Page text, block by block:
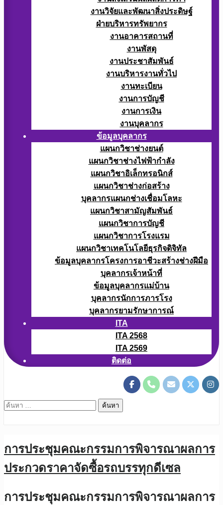
งานวิจัยและพัฒนาสิ่งประดิษฐ์
ฝ่ายบริหารทรัพยากร
งานอาคารสถานที่
งานพัสดุ
งานประชาสัมพันธ์
งานบริหารงานทั่วไป
งานทะเบียน
งานการบัญชี
งานการเงิน
งานบุคลากร
ข้อมูลบุคลากร
แผนกวิชาช่างยนต์
แผนกวิชาช่างไฟฟ้ากำลัง
แผนกวิชาอิเล็กทรอนิกส์
แผนกวิชาช่างก่อสร้าง
บุคลากรแผนกช่างเชื่อมโลหะ
แผนกวิชาสามัญสัมพันธ์
แผนกวิชาการบัญชี
แผนกวิชาการโรงแรม
แผนกวิชาเทคโนโลยีธุรกิจดิจิทัล
ข้อมูลบุคลากรโครงการอาชีวะสร้างช่างฝีมือ
บุคลากรเจ้าหน้าที่
ข้อมูลบุคลากรแม่บ้าน
บุคลากรนักการภารโรง
บุคลากรยามรักษาการณ์
ITA
ITA 2568
ITA 2569
ติดต่อ
ค้นหา
การประชุมคณะกรรมการพิจารณาผลการ
ประกวดราคาจัดซื้อรถบรรทุกดีเซล
การประชุมคณะกรรมการพิจารณาผลการ